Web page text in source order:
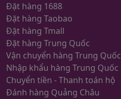
Đặt hàng 1688
Đặt hàng Taobao
Đặt hàng Tmall
Đặt hàng Trung Quốc
Vận chuyển hàng Trung Quốc
Nhập khẩu hàng Trung Quốc
Chuyển tiền - Thanh toán hộ
Đánh hàng Quảng Châu